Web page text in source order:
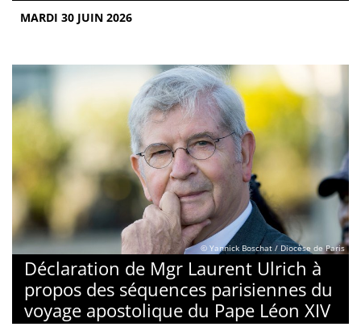
MARDI 30 JUIN 2026
© Yannick Boschat / Diocèse de Paris
Déclaration de Mgr Laurent Ulrich à
propos des séquences parisiennes du
voyage apostolique du Pape Léon XIV